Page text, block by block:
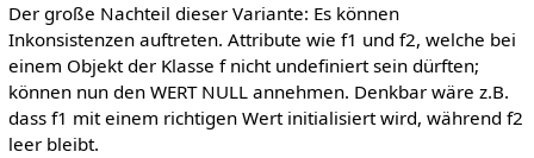
Der große Nachteil dieser Variante: Es können
Inkonsistenzen auftreten. Attribute wie f1 und f2, welche bei
einem Objekt der Klasse f nicht undefiniert sein dürften;
können nun den WERT NULL annehmen. Denkbar wäre z.B.
dass f1 mit einem richtigen Wert initialisiert wird, während f2
leer bleibt.